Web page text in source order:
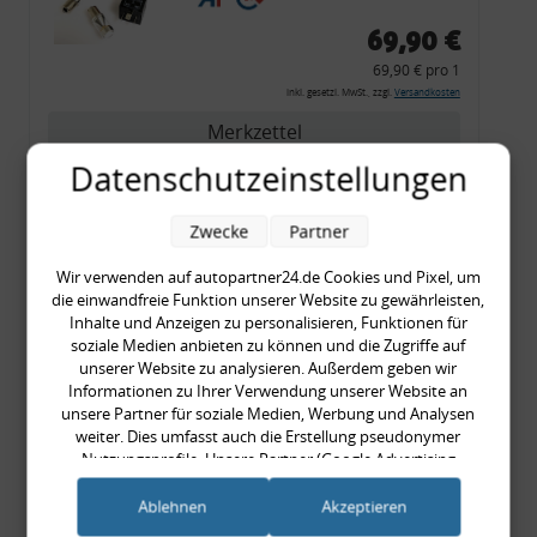
69,90 €
69,90 € pro 1
inkl. gesetzl. MwSt., zzgl. Versandkosten
Merkzettel
Zum Artikel
Rückleuchtenband mit
Blinker, rot, US-Ecken,
Audi 80 Cabrio, Typ 89,
OE-Nr.: 8G0945225 +
8G0945225C
999,99 €
999,99 € pro 1
inkl. gesetzl. MwSt., zzgl.Versandkosten
Datenschutzeinstellungen
Wir verwenden auf autopartner24.de Cookies und Pixel, um
die einwandfreie Funktion unserer Website zu gewährleisten,
Inhalte und Anzeigen zu personalisieren, Funktionen für
soziale Medien anbieten zu können und die Zugriffe auf
unserer Website zu analysieren. Außerdem geben wir
Informationen zu Ihrer Verwendung unserer Website an
unsere Partner für soziale Medien, Werbung und Analysen
weiter. Dies umfasst auch die Erstellung pseudonymer
Nutzungsprofile. Unsere Partner (Google Advertising
Products) führen diese Informationen möglicherweise mit
weiteren Daten zusammen, die Sie ihnen bereitgestellt haben
Zwecke Partner
Ablehnen Akzeptieren